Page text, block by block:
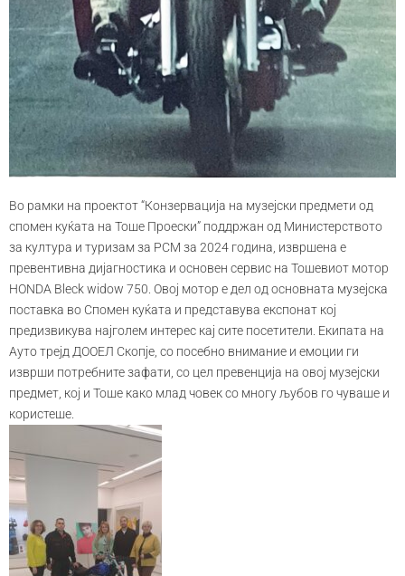
Во рамки на проектот “Конзервација на музејски предмети од
спомен куќата на Тоше Проески” поддржан од Министерството
за култура и туризам за РСМ за 2024 година, извршена е
превентивна дијагностика и основен сервис на Тошевиот мотор
HONDA Bleck widow 750. Овој мотор е дел од основната музејска
поставка во Спомен куќата и представува експонат кој
предизвикува најголем интерес кај сите посетители. Екипата на
Ауто трејд ДООЕЛ Скопје, со посебно внимание и емоции ги
изврши потребните зафати, со цел превенција на овој музејски
предмет, кој и Тоше како млад човек со многу љубов го чуваше и
користеше.